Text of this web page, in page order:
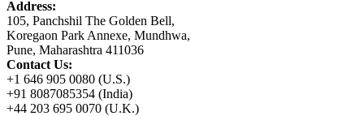
Address:
105, Panchshil The Golden Bell,
Koregaon Park Annexe, Mundhwa,
Pune, Maharashtra 411036
Contact Us:
+1 646 905 0080 (U.S.)
+91 8087085354 (India)
+44 203 695 0070 (U.K.)